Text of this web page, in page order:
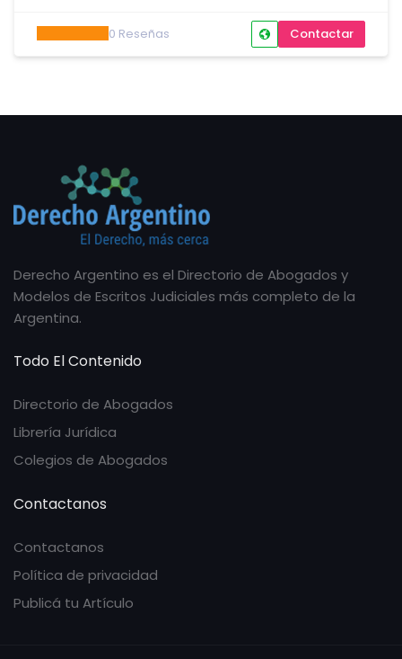
0 Reseñas Contactar
Derecho Argentino es el Directorio de Abogados y
Modelos de Escritos Judiciales más completo de la
Argentina.
Todo El Contenido
Directorio de Abogados
Librería Jurídica
Colegios de Abogados
Contactanos
Contactanos
Política de privacidad
Publicá tu Artículo